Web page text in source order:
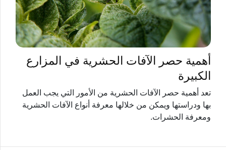
أهمية حصر الآفات الحشرية في المزارع
الكبيرة
تعد أهمية حصر الآفات الحشرية من الأمور التي يجب العمل
بها ودراستها ويمكن من خلالها معرفة أنواع الآفات الحشرية
ومعرفة الحشرات.